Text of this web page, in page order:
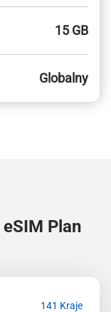
15 GB
Globalny
eSIM Plan
141 Kraje